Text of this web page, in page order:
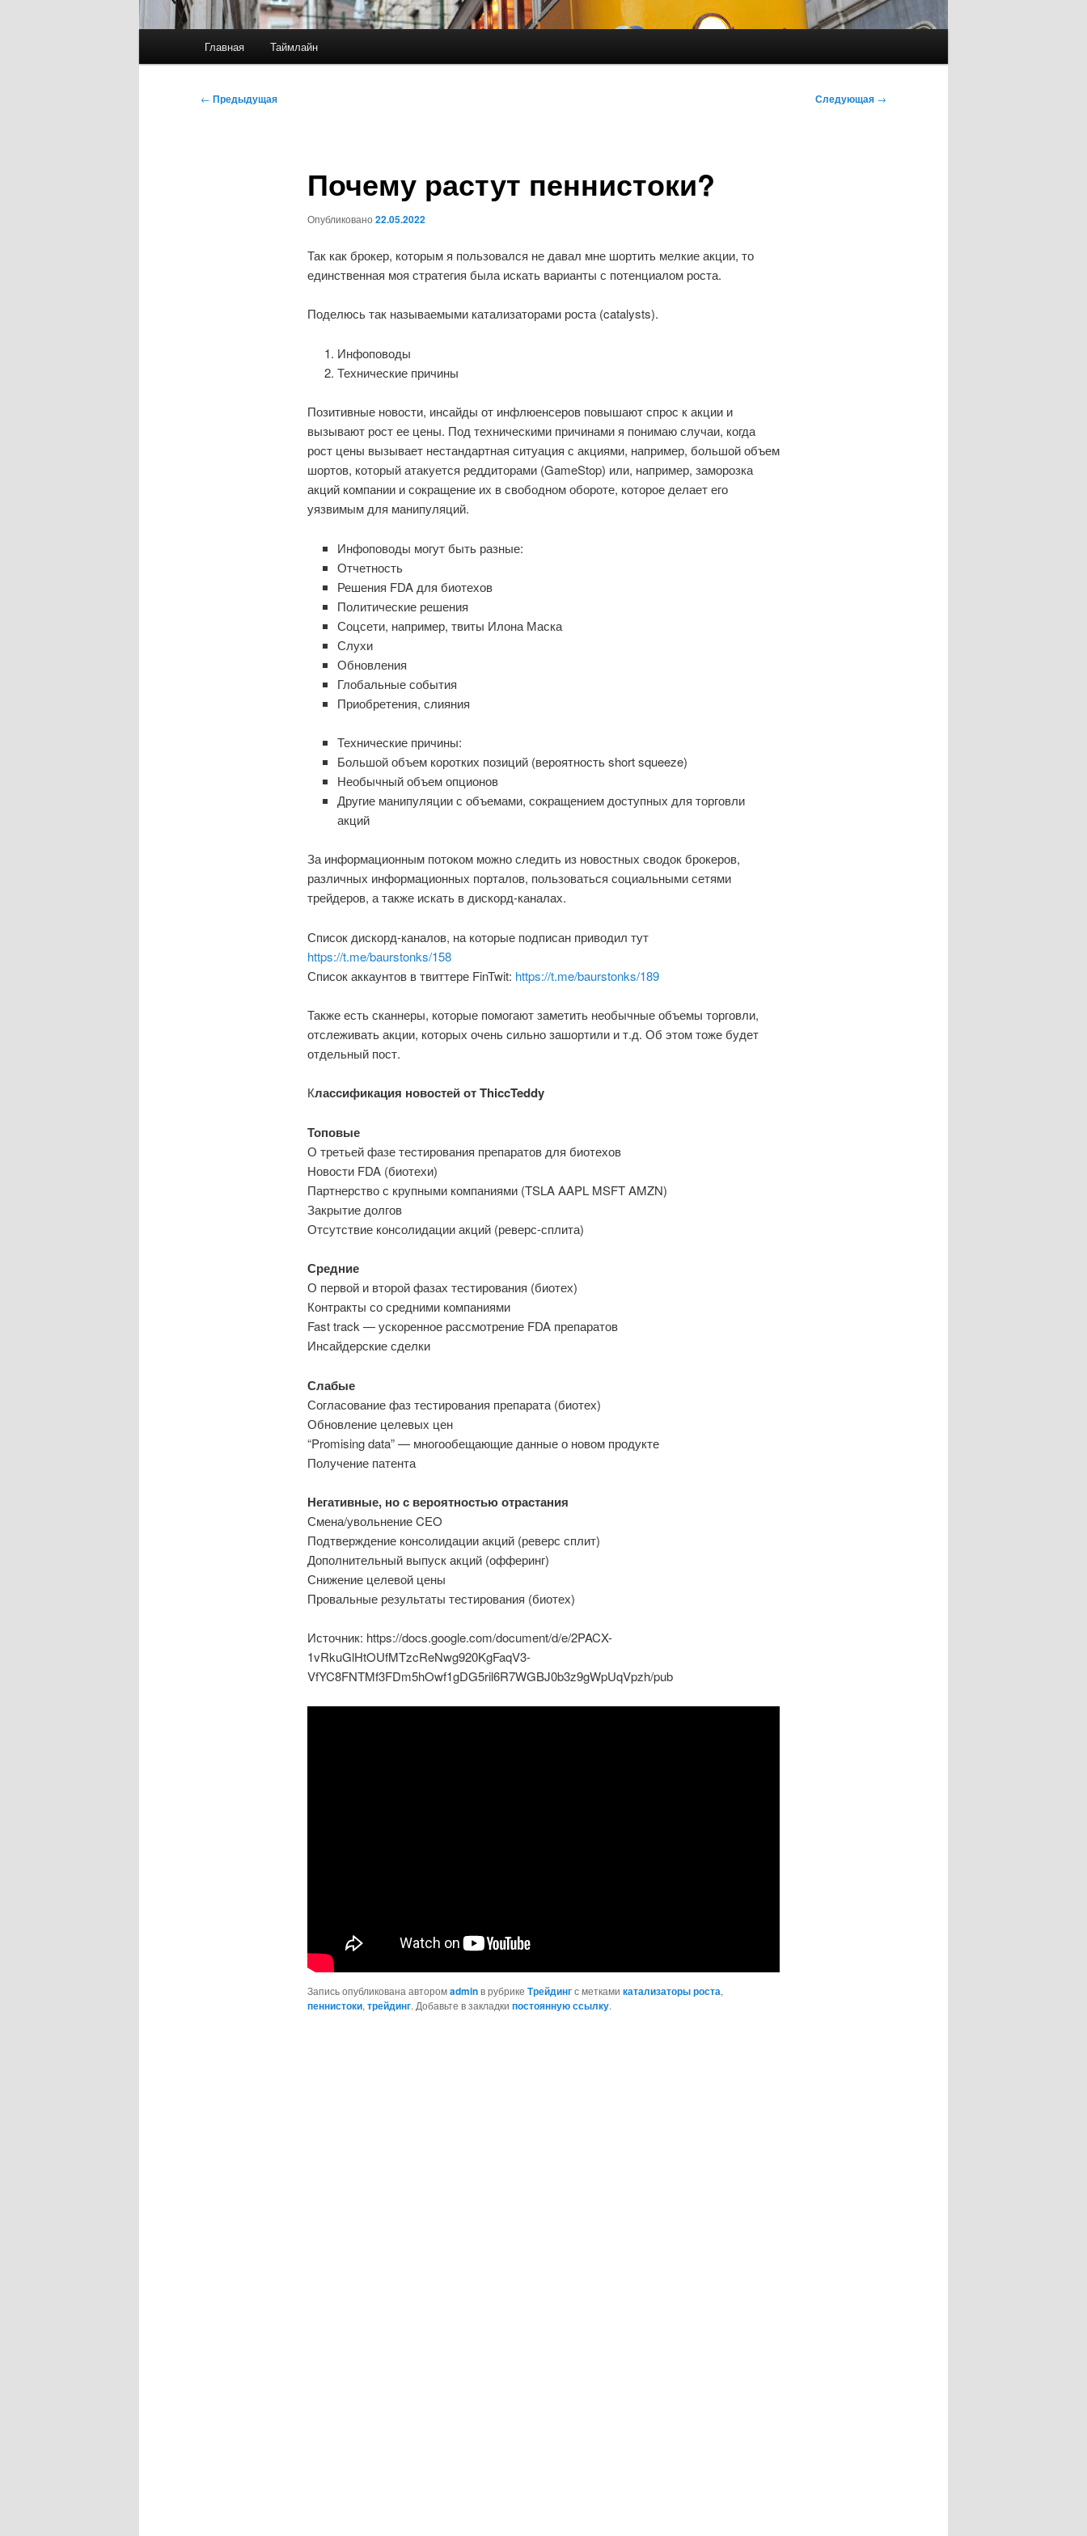
Главная Таймлайн
Навигация
← Предыдущая Следующая →
Почему растут пеннистоки?
Опубликовано 22.05.2022
Так как брокер, которым я пользовался не давал мне шортить мелкие акции, то
единственная моя стратегия была искать варианты с потенциалом роста.
Поделюсь так называемыми катализаторами роста (catalysts).
Инфоповоды
Технические причины
Позитивные новости, инсайды от инфлюенсеров повышают спрос к акции и
вызывают рост ее цены. Под техническими причинами я понимаю случаи, когда
рост цены вызывает нестандартная ситуация с акциями, например, большой объем
шортов, который атакуется реддиторами (GameStop) или, например, заморозка
акций компании и сокращение их в свободном обороте, которое делает его
уязвимым для манипуляций.
Инфоповоды могут быть разные:
Отчетность
Решения FDA для биотехов
Политические решения
Соцсети, например, твиты Илона Маска
Слухи
Обновления
Глобальные события
Приобретения, слияния
Технические причины:
Большой объем коротких позиций (вероятность short squeeze)
Необычный объем опционов
Другие манипуляции с объемами, сокращением доступных для торговли
акций
За информационным потоком можно следить из новостных сводок брокеров,
различных информационных порталов, пользоваться социальными сетями
трейдеров, а также искать в дискорд-каналах.
Список дискорд-каналов, на которые подписан приводил тут
https://t.me/baurstonks/158
Список аккаунтов в твиттере FinTwit: https://t.me/baurstonks/189
Также есть сканнеры, которые помогают заметить необычные объемы торговли,
отслеживать акции, которых очень сильно зашортили и т.д. Об этом тоже будет
отдельный пост.
Классификация новостей от ThiccTeddy
Топовые
О третьей фазе тестирования препаратов для биотехов
Новости FDA (биотехи)
Партнерство с крупными компаниями (TSLA AAPL MSFT AMZN)
Закрытие долгов
Отсутствие консолидации акций (реверс-сплита)
Средние
О первой и второй фазах тестирования (биотех)
Контракты со средними компаниями
Fast track — ускоренное рассмотрение FDA препаратов
Инсайдерские сделки
Слабые
Согласование фаз тестирования препарата (биотех)
Обновление целевых цен
“Promising data” — многообещающие данные о новом продукте
Получение патента
Негативные, но с вероятностью отрастания
Смена/увольнение CEO
Подтверждение консолидации акций (реверс сплит)
Дополнительный выпуск акций (офферинг)
Снижение целевой цены
Провальные результаты тестирования (биотех)
Источник: https://docs.google.com/document/d/e/2PACX-
1vRkuGlHtOUfMTzcReNwg920KgFaqV3-
VfYC8FNTMf3FDm5hOwf1gDG5ril6R7WGBJ0b3z9gWpUqVpzh/pub
Запись опубликована авторомadminв рубрике Трейдингс метками катализаторы роста,
пеннистоки, трейдинг. Добавьте в закладки постоянную ссылку.